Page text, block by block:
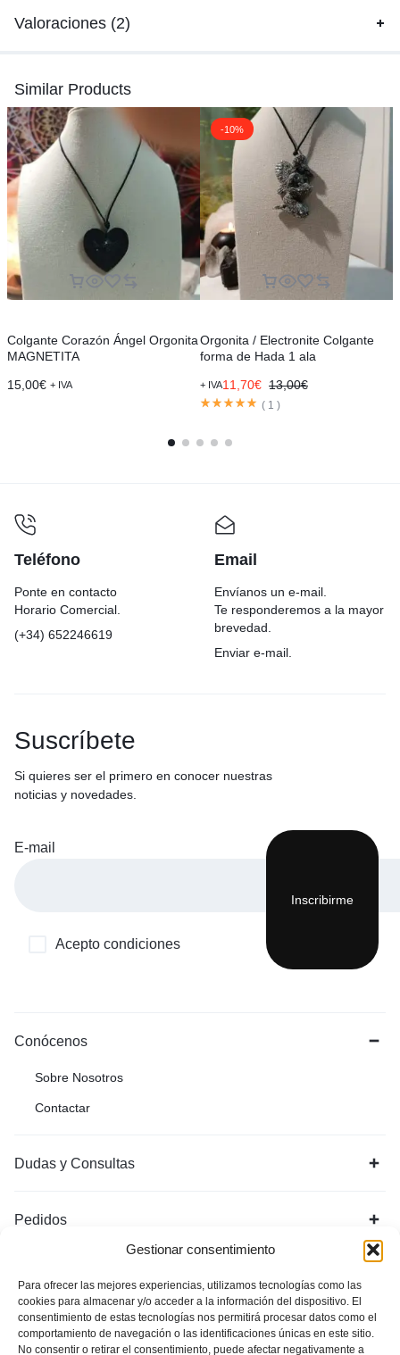
Gestionar consentimiento
Para ofrecer las mejores experiencias, utilizamos tecnologías como las
cookies para almacenar y/o acceder a la información del dispositivo. El
consentimiento de estas tecnologías nos permitirá procesar datos como el
comportamiento de navegación o las identificaciones únicas en este sitio.
No consentir o retirar el consentimiento, puede afectar negativamente a
Valoraciones (2)
Similar Products
Colgante Corazón Ángel Orgonita
MAGNETITA
15,00€ + IVA
-10%
Orgonita / Electronite Colgante
forma de Hada 1 ala
11,70€ 13,00€
+ IVA
( 1 )
Teléfono
Ponte en contacto
Horario Comercial.
(+34) 652246619
Email
Envíanos un e-mail.
Te responderemos a la mayor
brevedad.
Enviar e-mail.
Suscríbete
Si quieres ser el primero en conocer nuestras
noticias y novedades.
E-mail
Acepto condiciones
Conócenos
Sobre Nosotros
Contactar
Dudas y Consultas
Pedidos